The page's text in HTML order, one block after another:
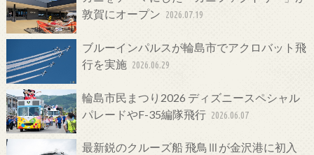
敦賀にオープン 2026.07.19
ブルーインパルスが輪島市でアクロバット飛
行を実施 2026.06.29
輪島市民まつり2026 ディズニースペシャル
パレードやF-35編隊飛行 2026.06.07
最新鋭のクルーズ船 飛鳥Ⅲが金沢港に初入